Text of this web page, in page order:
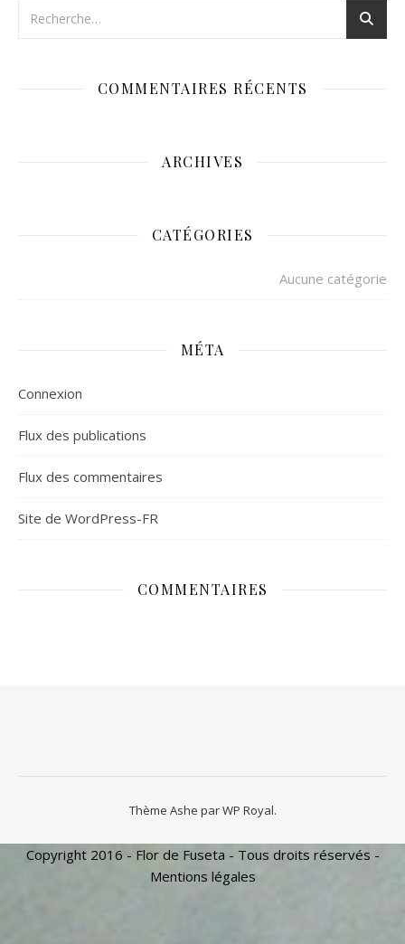
COMMENTAIRES RÉCENTS
ARCHIVES
CATÉGORIES
Aucune catégorie
MÉTA
Connexion
Flux des publications
Flux des commentaires
Site de WordPress-FR
COMMENTAIRES
Thème Ashe parWP Royal.
Copyright 2016 - Flor de Fuseta - Tous droits réservés -
Mentions légales